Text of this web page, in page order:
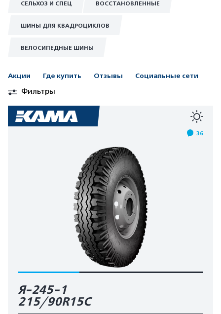
СЕЛЬХОЗ И СПЕЦ ВОССТАНОВЛЕННЫЕ
ШИНЫ ДЛЯ КВАДРОЦИКЛОВ
ВЕЛОСИПЕДНЫЕ ШИНЫ
Акции Где купить Отзывы Социальные сети
Фильтры
36
Я-245-1
215/90R15C